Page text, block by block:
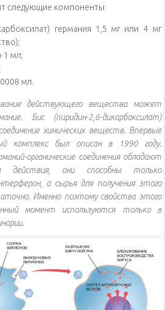
следующие компоненты:
германия 1,5 мг или 4 мг
1 мл;
мл.
действующего вещества может
Бис (пиридин-2,6-дикарбоксилат)
химических веществ. Впервые
комплекс был описан в 1990 году.
органические соединения обладают
действия, они способны только
а сырья для получения этого
Именно поэтому свойства этого
момент используются только в